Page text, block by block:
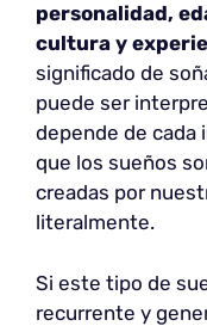
personalidad,
cultura y
significado de
puede ser
depende de cada
que los sueños
creadas por
literalmente.
Si este tipo de
recurrente y